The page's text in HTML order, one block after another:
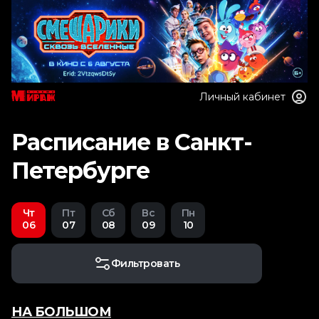
Личный кабинет
Расписание в Санкт-
Петербурге
Чт
06
Пт
07
Сб
08
Вс
09
Пн
10
Фильтровать
НА БОЛЬШОМ